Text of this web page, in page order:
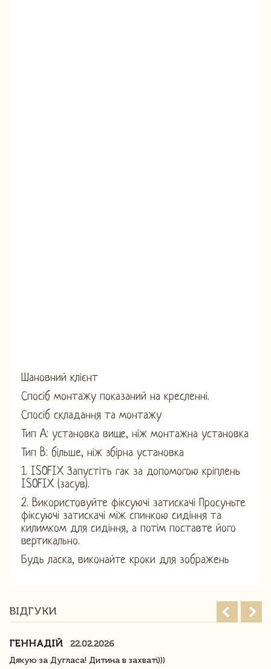
Шановний клієнт
Спосіб монтажу показаний на кресленні.
Спосіб складання та монтажу
Тип A: установка вище, ніж монтажна установка
Тип B: більше, ніж збірна установка
1. ISOFIX Запустіть гак за допомогою кріплень
ISOFIX (засув).
2. Використовуйте фіксуючі затискачі Просуньте
фіксуючі затискачі між спинкою сидіння та
килимком для сидіння, а потім поставте його
вертикально.
Будь ласка, виконайте кроки для зображень
ВІДГУКИ
ГЕННАДІЙ
22.02.2026
Дякую за Дугласа! Дитина в захваті)))